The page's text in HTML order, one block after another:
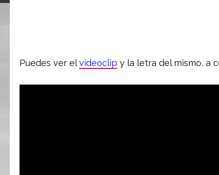
Puedes ver elvideoclip y la letra del mismo, a